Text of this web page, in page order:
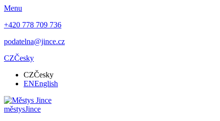
Menu
+420 778 709 736
podatelna@jince.cz
CZČesky
CZČesky
ENEnglish
městysJince